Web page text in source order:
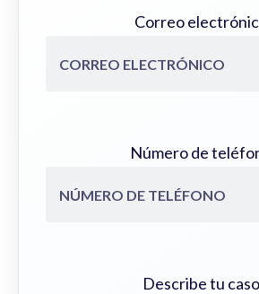
Correo
Número de
Describe tu caso